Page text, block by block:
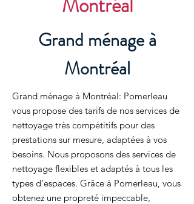
Grand ménage à
Montréal
Grand ménage à Montréal: Pomerleau
vous propose des tarifs de nos services de
nettoyage très compétitifs pour des
prestations sur mesure, adaptées à vos
besoins. Nous proposons des services de
nettoyage flexibles et adaptés à tous les
types d'espaces. Grâce à Pomerleau, vous
obtenez une propreté impeccable,